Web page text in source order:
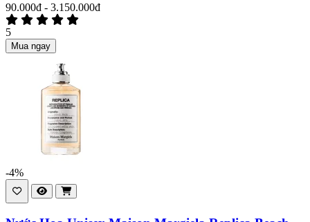
90.000đ - 3.150.000đ
5
Mua ngay
-4%